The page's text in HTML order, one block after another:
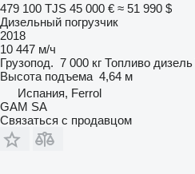
479 100 TJS 45 000 € ≈ 51 990 $
Дизельный погрузчик
2018
10 447 м/ч
Грузопод. 7 000 кг Топливо дизель
Высота подъема 4,64 м
Испания, Ferrol
GAM SA
Связаться с продавцом